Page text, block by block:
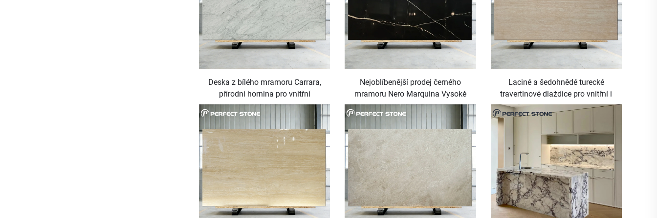
Deska z bílého mramoru Carrara,
přírodní hornina pro vnitřní
obložení stěn, bílý mramor pro
pracovní plochy
Nejoblíbenější prodej černého
mramoru Nero Marquina Vysokě
dekorativní lesklá povrch pro jídelní
stůl s nábytkem
Laciné a šedohnědé turecké
travertinové dlaždice pro vnitřní i
vnější stěny a podlahy z
mramorového kamene